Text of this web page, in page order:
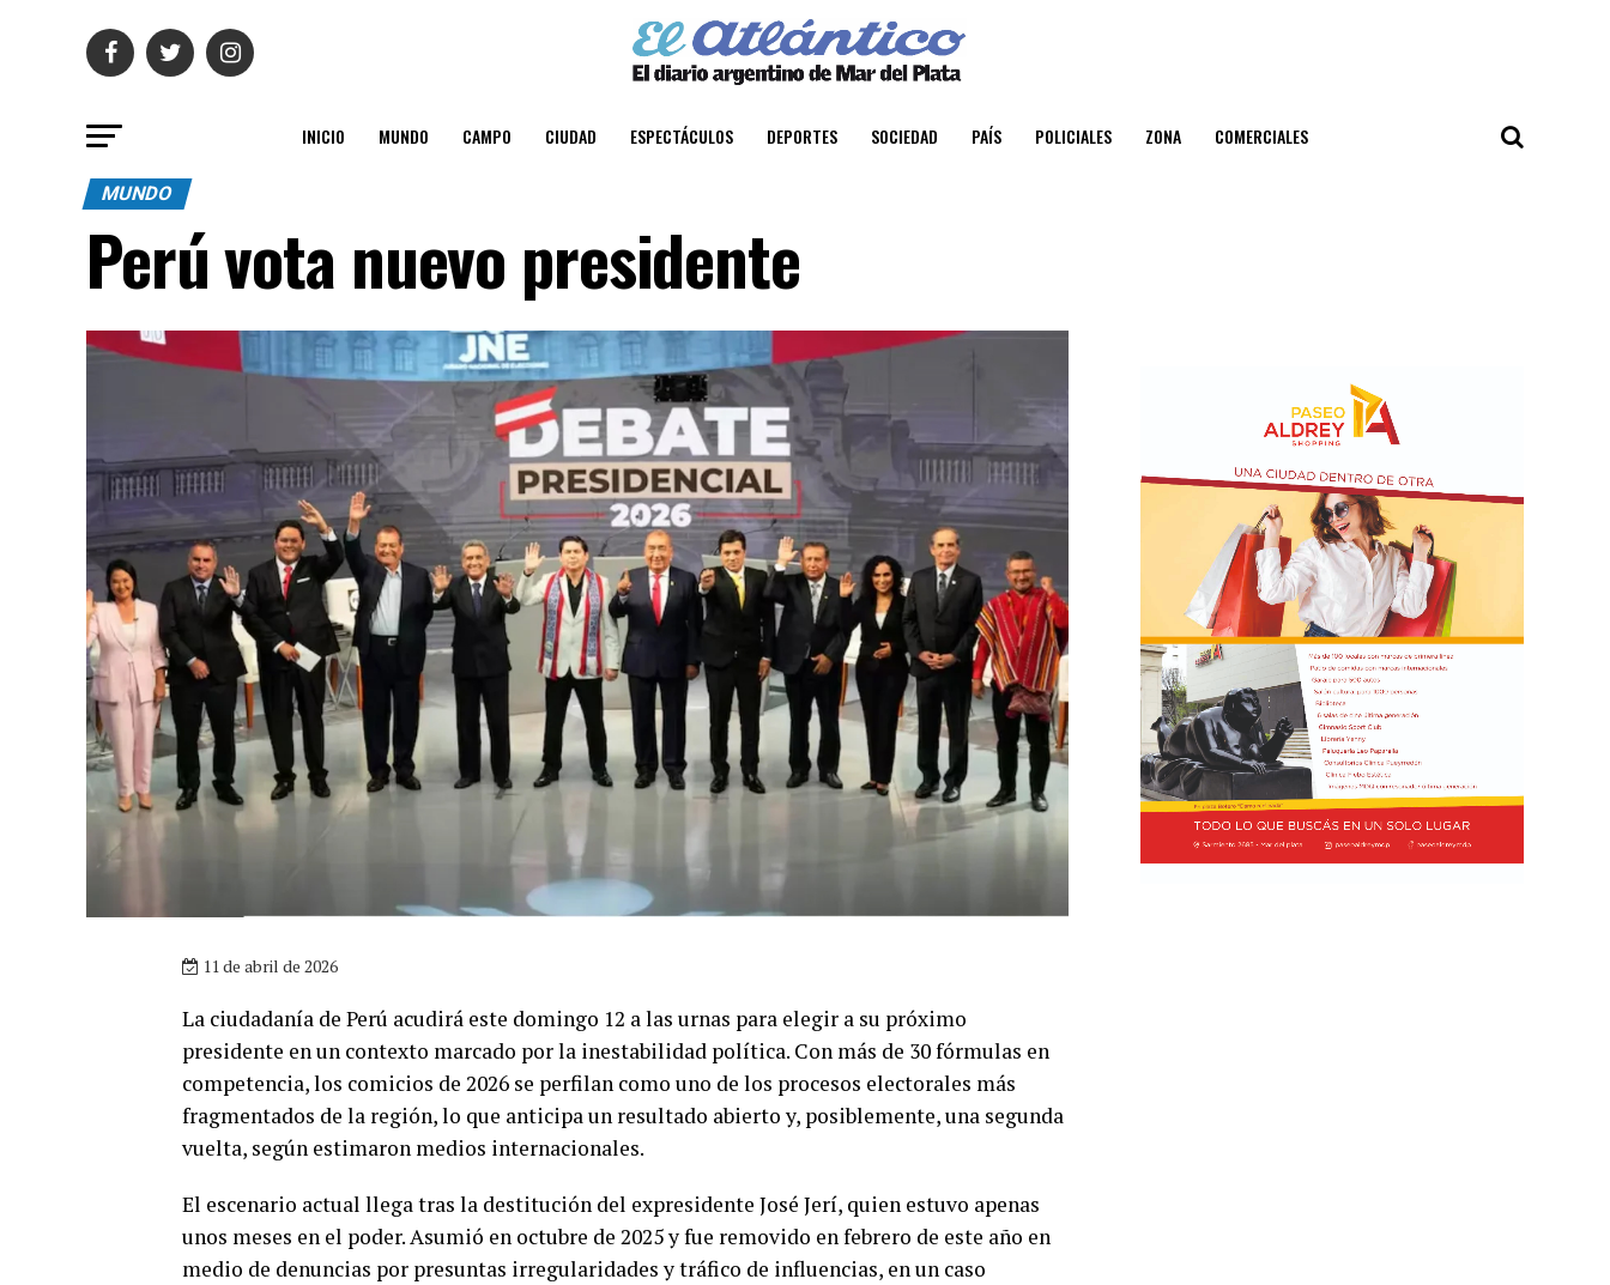
INICIO MUNDO CAMPO CIUDAD ESPECTÁCULOS DEPORTES SOCIEDAD PAÍS POLICIALES ZONA COMERCIALES
MUNDO
Perú vota nuevo presidente
11 de abril de 2026
La ciudadanía de Perú acudirá este domingo 12 a las urnas para elegir a su próximo
presidente en un contexto marcado por la inestabilidad política. Con más de 30 fórmulas en
competencia, los comicios de 2026 se perfilan como uno de los procesos electorales más
fragmentados de la región, lo que anticipa un resultado abierto y, posiblemente, una segunda
vuelta, según estimaron medios internacionales.
El escenario actual llega tras la destitución del expresidente José Jerí, quien estuvo apenas
unos meses en el poder. Asumió en octubre de 2025 y fue removido en febrero de este año en
medio de denuncias por presuntas irregularidades y tráfico de influencias, en un caso